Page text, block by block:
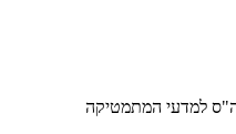
למדעי המתמטיקה